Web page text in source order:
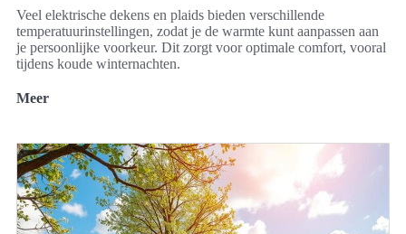
Veel elektrische dekens en plaids bieden verschillende
temperatuurinstellingen, zodat je de warmte kunt aanpassen aan
je persoonlijke voorkeur. Dit zorgt voor optimale comfort, vooral
tijdens koude winternachten.
Meer